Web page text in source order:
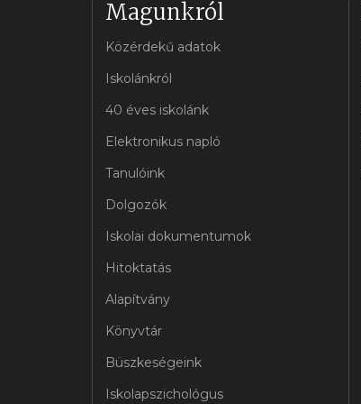
Magunkról
Közérdekű adatok
Iskolánkról
40 éves iskolánk
Elektronikus napló
Tanulóink
Dolgozók
Iskolai dokumentumok
Hitoktatás
Alapítvány
Könyvtár
Büszkeségeink
Iskolapszichológus